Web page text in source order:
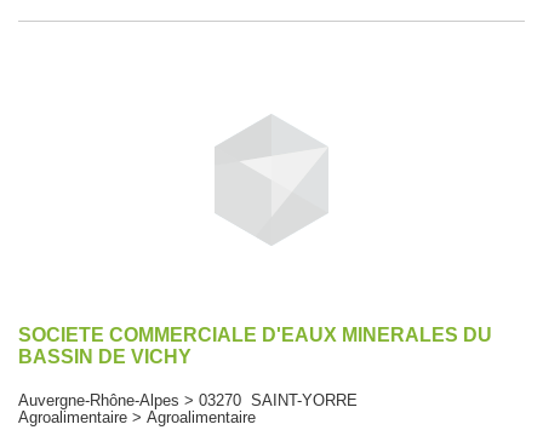
SOCIETE COMMERCIALE D'EAUX MINERALES DU
BASSIN DE VICHY
Auvergne-Rhône-Alpes > 03270 SAINT-YORRE
Agroalimentaire > Agroalimentaire